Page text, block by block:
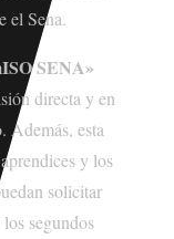
el Sena.
SENA»
directa y en
Además, esta
y los
solicitar
segundos